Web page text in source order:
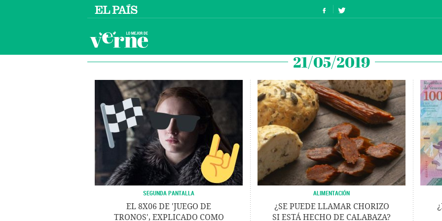
21/05/2019
SEGUNDA PANTALLA
EL 8X06 DE 'JUEGO DE
TRONOS', EXPLICADO COMO
ALIMENTACIÓN
¿SE PUEDE LLAMAR CHORIZO
SI ESTÁ HECHO DE CALABAZA?